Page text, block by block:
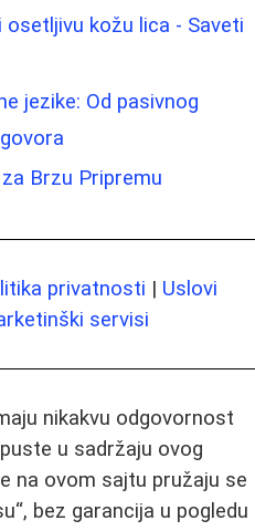
kožu lica - Saveti
jezike: Od pasivnog
Brzu Pripremu
privatnosti | Uslovi
servisi
nikakvu odgovornost
u sadržaju ovog
na ovom sajtu pružaju se
bez garancija u pogledu